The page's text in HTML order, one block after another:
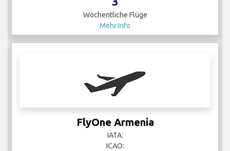
Wöchentliche Flüge
Mehr Info
FlyOne Armenia
IATA:
ICAO: